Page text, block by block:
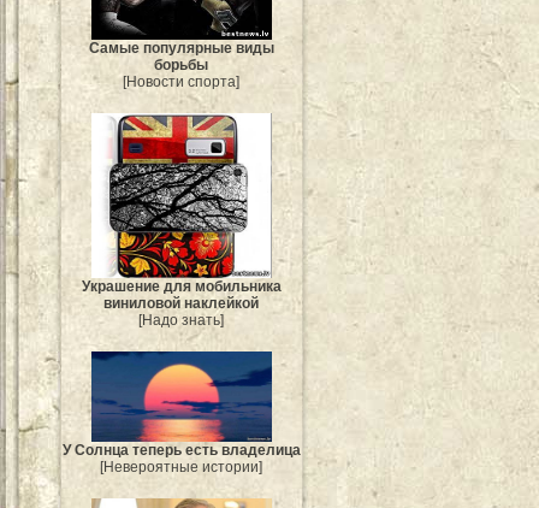
Самые популярные виды
борьбы
[Новости спорта]
Украшение для мобильника
виниловой наклейкой
[Надо знать]
У Солнца теперь есть владелица
[Невероятные истории]